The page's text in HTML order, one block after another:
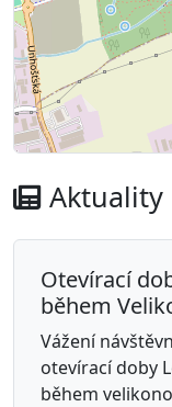
Aktuality
Otevírací
během
Vážení
otevírací doby
během